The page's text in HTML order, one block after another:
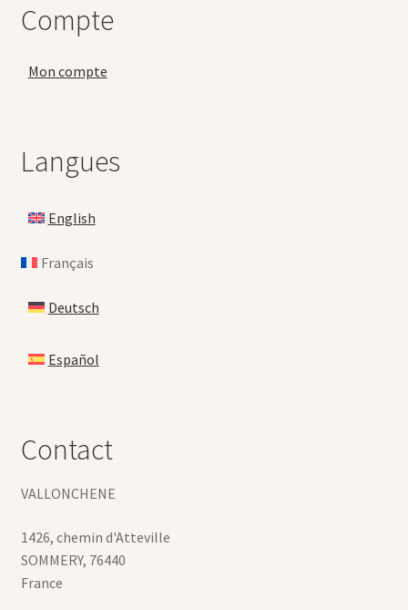
Compte
Mon compte
Langues
English
Français
Deutsch
Español
Contact
VALLONCHENE
1426, chemin d'Atteville
SOMMERY, 76440
France